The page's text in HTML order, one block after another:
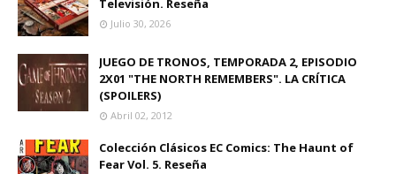
Televisión. Reseña
Julio 30, 2026
JUEGO DE TRONOS, TEMPORADA 2, EPISODIO
2X01 "THE NORTH REMEMBERS". LA CRÍTICA
(SPOILERS)
Abril 02, 2012
Colección Clásicos EC Comics: The Haunt of
Fear Vol. 5. Reseña